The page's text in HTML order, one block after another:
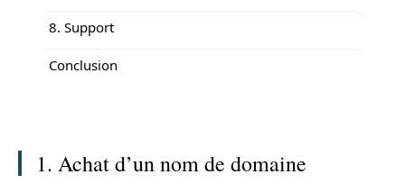
8. Support
Conclusion
1. Achat d’un nom de domaine